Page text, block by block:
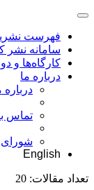
فهرست
سامانه نشر
کارگاه‌ها و
درباره ما
درباره
تماس
شورای
English
تعداد مقالات: 20